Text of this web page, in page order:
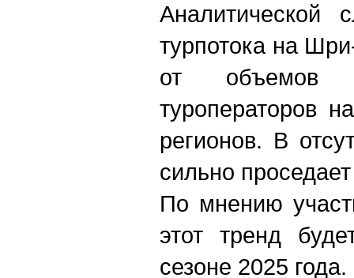
Аналитической
турпотока на
от объемов
туроператоров
регионов. В
сильно
По мнению
этот тренд
сезоне 2025 года.